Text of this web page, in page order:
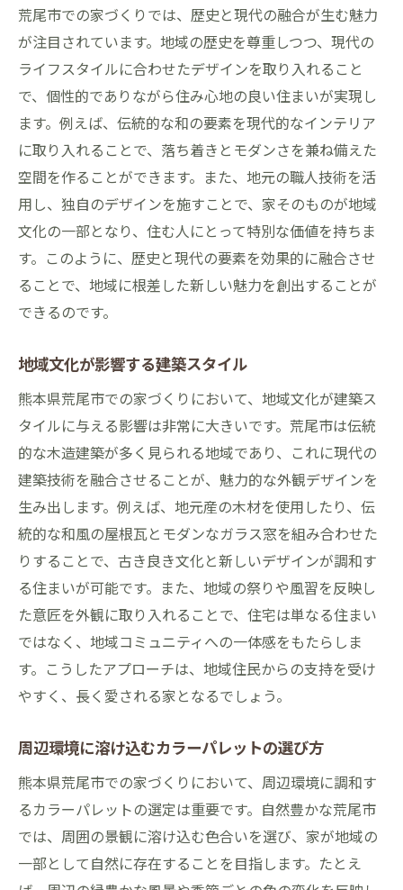
地域の職人技を生かした新築事例
ミニマルデザインが生む広がりのある空間
コミュニティを大切にする家づくりの潮流
快適な住環境を生む高断熱素材の選び方
高断熱素材がもたらす省エネ効果
断熱材の種類とその特徴
気候に合わせた断熱材選びのポイント
断熱性能とコストのバランス
エコと快適性を両立する素材の選定法
断熱施工のポイントと注意点
住まい手のライフスタイルに合った設計
未来を見据えた柔軟性のあるデザイン
家族構成に応じた間取りの工夫
ライフサイクルに対応する家づくりの考え
方
趣味や仕事を取り入れた空間作り
パーソナライズされた外観デザインの提案
荒尾市での家づくりでは、歴史と現代の融合が生む魅力
が注目されています。地域の歴史を尊重しつつ、現代の
ライフスタイルに合わせたデザインを取り入れること
で、個性的でありながら住み心地の良い住まいが実現し
ます。例えば、伝統的な和の要素を現代的なインテリア
に取り入れることで、落ち着きとモダンさを兼ね備えた
空間を作ることができます。また、地元の職人技術を活
用し、独自のデザインを施すことで、家そのものが地域
文化の一部となり、住む人にとって特別な価値を持ちま
す。このように、歴史と現代の要素を効果的に融合させ
ることで、地域に根差した新しい魅力を創出することが
できるのです。
地域文化が影響する建築スタイル
熊本県荒尾市での家づくりにおいて、地域文化が建築ス
タイルに与える影響は非常に大きいです。荒尾市は伝統
的な木造建築が多く見られる地域であり、これに現代の
建築技術を融合させることが、魅力的な外観デザインを
生み出します。例えば、地元産の木材を使用したり、伝
統的な和風の屋根瓦とモダンなガラス窓を組み合わせた
りすることで、古き良き文化と新しいデザインが調和す
る住まいが可能です。また、地域の祭りや風習を反映し
た意匠を外観に取り入れることで、住宅は単なる住まい
ではなく、地域コミュニティへの一体感をもたらしま
す。こうしたアプローチは、地域住民からの支持を受け
やすく、長く愛される家となるでしょう。
周辺環境に溶け込むカラーパレットの選び方
熊本県荒尾市での家づくりにおいて、周辺環境に調和す
るカラーパレットの選定は重要です。自然豊かな荒尾市
では、周囲の景観に溶け込む色合いを選び、家が地域の
一部として自然に存在することを目指します。たとえ